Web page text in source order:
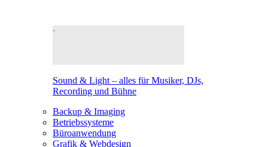
Sound & Light – alles für Musiker, DJs,
Recording und Bühne
Backup & Imaging
Betriebssysteme
Büroanwendung
Grafik & Webdesign